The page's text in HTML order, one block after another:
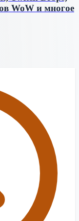
WoW и многое